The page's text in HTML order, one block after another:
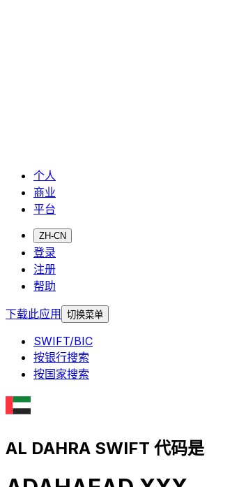
个人
商业
平台
ZH-CN
登录
注册
帮助
下载此应用 切换菜单
SWIFT/BIC
按银行搜索
按国家搜索
AL DAHRA SWIFT 代码是